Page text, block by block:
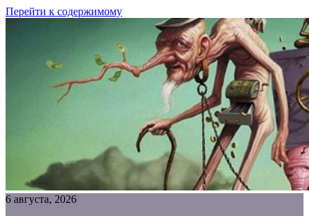
Перейти к содержимому
6 августа, 2026